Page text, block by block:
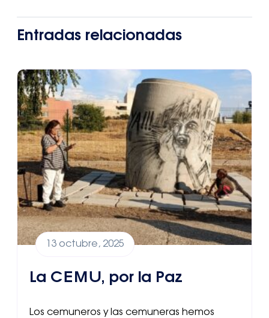
Entradas relacionadas
13 octubre, 2025
La CEMU, por la Paz
Los cemuneros y las cemuneras hemos